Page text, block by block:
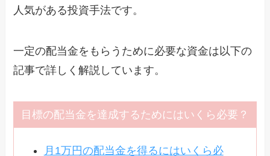
人気がある投資手法です。
一定の配当金をもらうために必要な資金は以下の
記事で詳しく解説しています。
目標の配当金を達成するためにはいくら必要？
月1万円の配当金を得るにはいくら必